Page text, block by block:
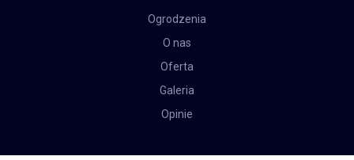
Ogrodzenia
O nas
Oferta
Galeria
Opinie